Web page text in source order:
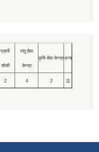
प्रहरी
चौकी
पशु सेवा
केन्द्र
कृषि सेवा केन्द्रअन्य
2 4 2 11